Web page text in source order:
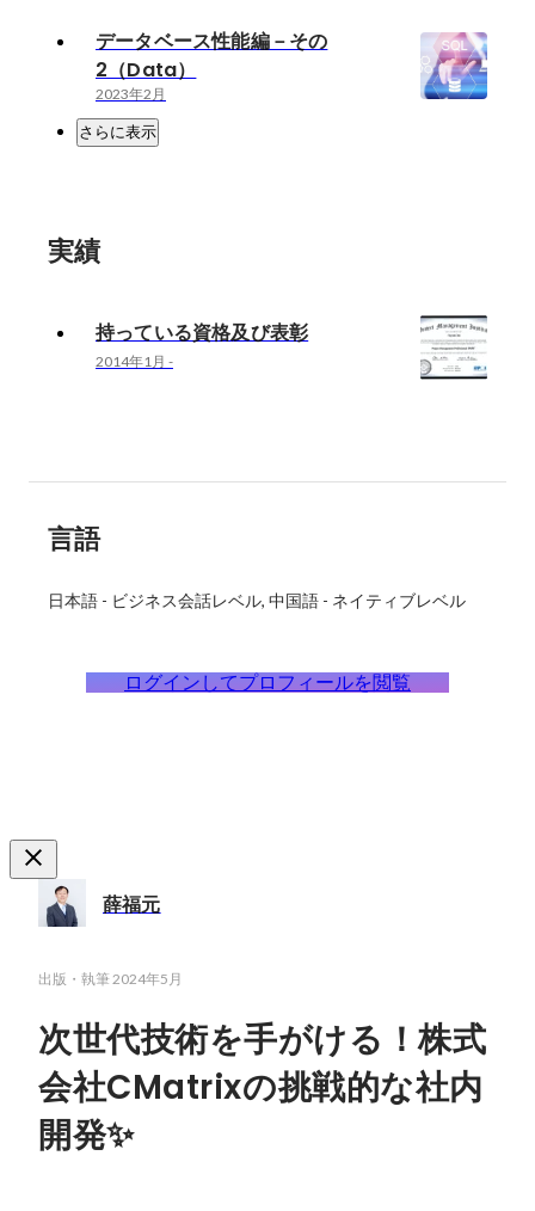
データベース性能編－その
2（Data）
2023年2月
さらに表示
実績
持っている資格及び表彰
2014年1月 -
言語
日本語 - ビジネス会話レベル 中国語 - ネイティブレベル
ログインしてプロフィールを閲覧
薛福元
出版・執筆2024年5月
次世代技術を手がける！株式
会社CMatrixの挑戦的な社内
開発✨